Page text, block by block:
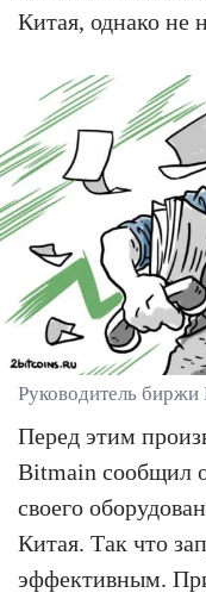
Китая, однако не
Руководитель
Перед этим
Bitmain сообщил
своего
Китая. Так что
эффективным.